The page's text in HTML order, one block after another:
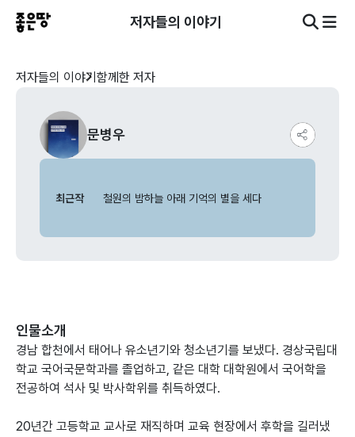
저자들의 이야기
저자들의 이야기 함께한 저자
문병우
최근작 철원의 밤하늘 아래 기억의 별을 세다
인물소개
경남 합천에서 태어나 유소년기와 청소년기를 보냈다. 경상국립대
학교 국어국문학과를 졸업하고, 같은 대학 대학원에서 국어학을
전공하여 석사 및 박사학위를 취득하였다.
20년간 고등학교 교사로 재직하며 교육 현장에서 후학을 길러냈